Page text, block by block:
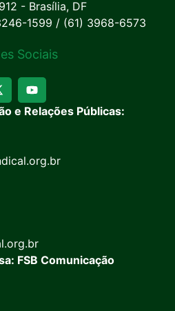
- Brasília, DF
1599 / (61) 3968-6573
Sociais
e Relações Públicas:
FSB Comunicação